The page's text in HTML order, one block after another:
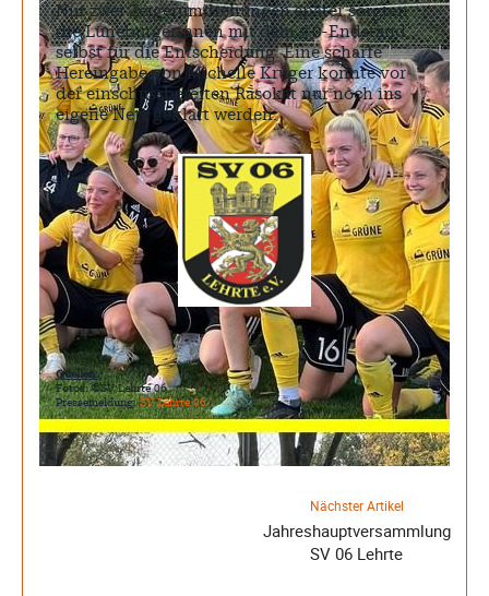
Nur zwei Zeigerumdrehungen später sorgten
die Lüneburgerinnen mit dem 3:0-Endstand
selbst für die Entscheidung. Eine scharfe
Hereingabe von Michelle Krüger konnte vor
der einschussbereiten Rasokat nur noch ins
eigene Netz geklärt werden.
Quellen:
Fotos: ©SV Lehrte 06
Pressemeldung:SV Lehrte 06
Nächster Artikel
Jahreshauptversammlung
SV 06 Lehrte